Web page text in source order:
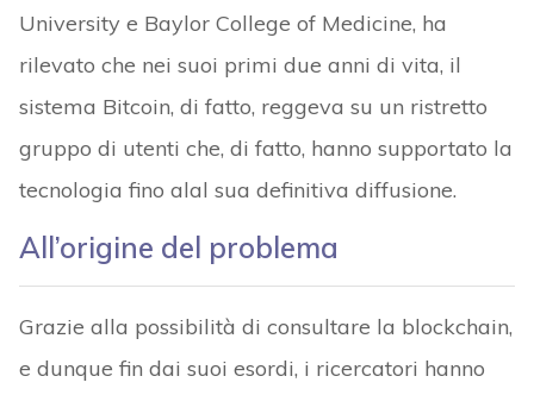
University e Baylor College of Medicine, ha
rilevato che nei suoi primi due anni di vita, il
sistema Bitcoin, di fatto, reggeva su un ristretto
gruppo di utenti che, di fatto, hanno supportato la
tecnologia fino alal sua definitiva diffusione.
All’origine del problema
Grazie alla possibilità di consultare la blockchain,
e dunque fin dai suoi esordi, i ricercatori hanno